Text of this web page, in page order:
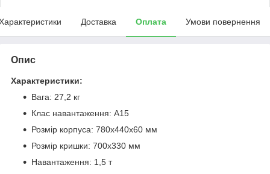
Доставка Оплата Умови повернення
Опис
Характеристики:
Вага: 27,2 кг
Клас навантаження: A15
Розмір корпуса: 780х440х60 мм
Розмір кришки: 700х330 мм
Навантаження: 1,5 т